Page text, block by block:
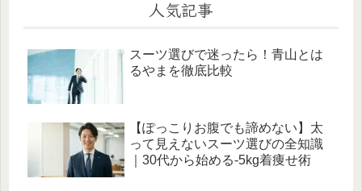
人気記事
スーツ選びで迷ったら！青山とは
るやまを徹底比較
【ぽっこりお腹でも諦めない】太
って見えないスーツ選びの全知識
｜30代から始める-5kg着痩せ術